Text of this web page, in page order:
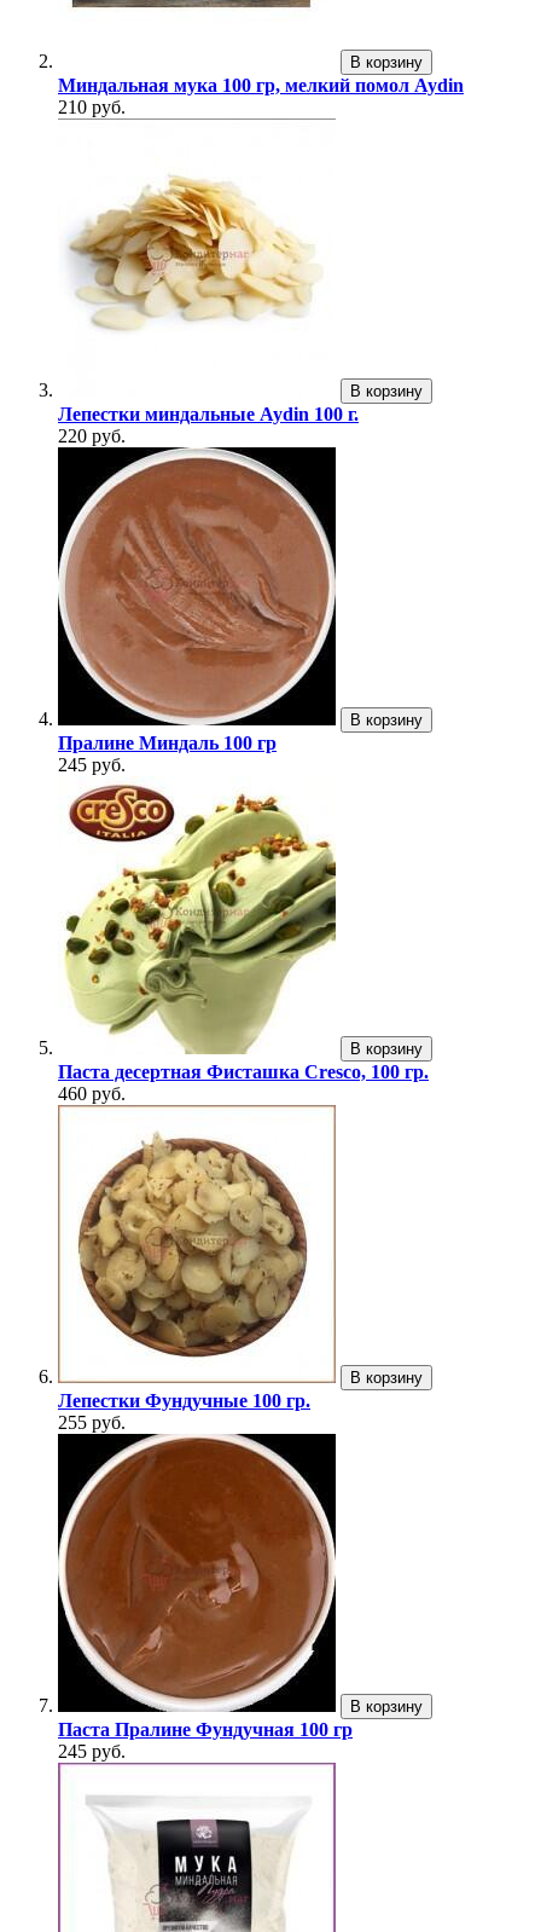
В корзину
Миндальная мука 100 гр, мелкий помол Aydin
210 руб.
В корзину
Лепестки миндальные Aydin 100 г.
220 руб.
В корзину
Пралине Миндаль 100 гр
245 руб.
В корзину
Паста десертная Фисташка Cresco, 100 гр.
460 руб.
В корзину
Лепестки Фундучные 100 гр.
255 руб.
В корзину
Паста Пралине Фундучная 100 гр
245 руб.